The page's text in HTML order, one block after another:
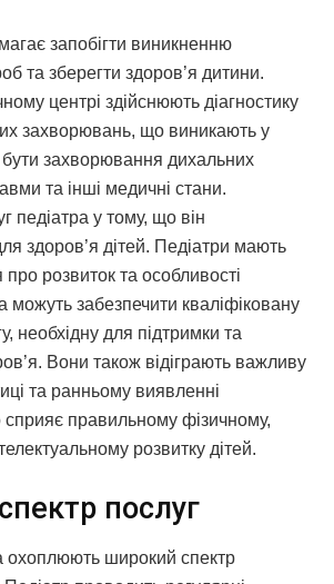
запобігти виникненню
та зберегти здоров’я дитини.
центрі здійснюють діагностику
захворювань, що виникають у
захворювання дихальних
та інші медичні стани.
педіатра у тому, що він
здоров’я дітей. Педіатри мають
про розвиток та особливості
можуть забезпечити кваліфіковану
необхідну для підтримки та
Вони також відіграють важливу
та ранньому виявленні
правильному фізичному,
розвитку дітей.
послуг
охоплюють широкий спектр